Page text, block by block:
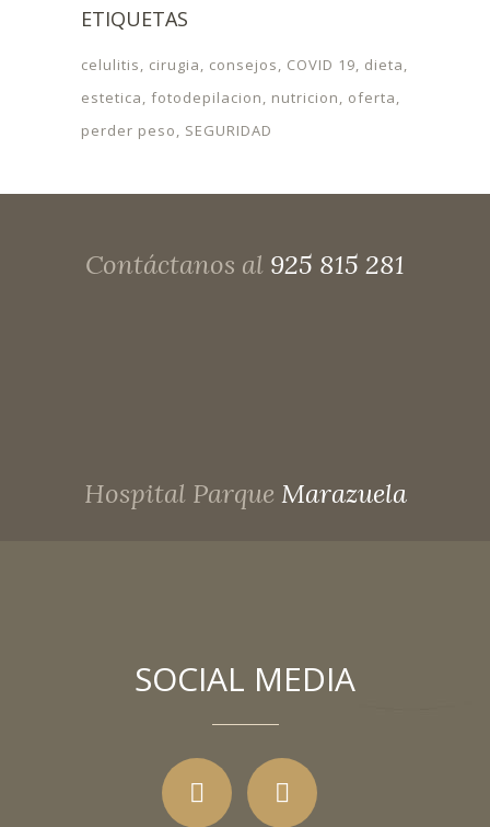
ETIQUETAS
celulitis cirugia consejos COVID 19 dieta
estetica fotodepilacion nutricion
oferta
perder peso
SEGURIDAD
Contáctanos al 925 815 281
Hospital Parque Marazuela
SOCIAL MEDIA